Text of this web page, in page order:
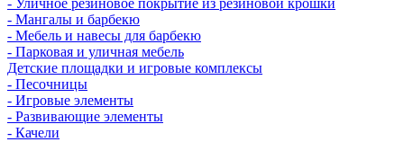
- Мангалы и барбекю
- Мебель и навесы для барбекю
- Парковая и уличная мебель
Детские площадки и игровые комплексы
- Песочницы
- Игровые элементы
- Развивающие элементы
- Качели